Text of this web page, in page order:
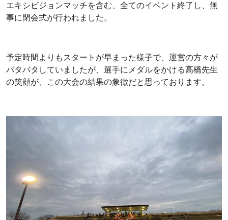
エキシビジョンマッチを含む、全てのイベント終了し、無
事に閉会式が行われました。
予定時間よりもスタートが早まった様子で、運営の方々が
バタバタしていましたが、選手にメダルをかける高橋先生
の笑顔が、この大会の結果の象徴だと思っております。